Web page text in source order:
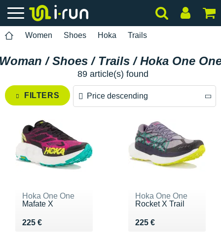
Women Shoes Hoka Trails
/ Shoes / Trails / Hoka One
89 article(s) found
FILTERS Price descending
Price ascending
Hoka One One
Mafate X
225 €
Vendu 225 €
Hoka One One
Rocket X Trail
225 €
Vendu 225 €